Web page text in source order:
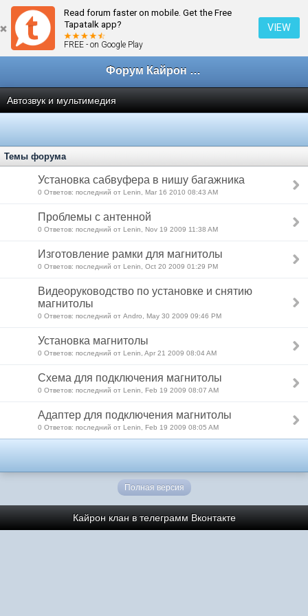
Read forum faster on mobile. Get the Free
Tapatalk app?
FREE - on Google Play
VIEW
Форум Кайрон клана
Автозвук и мультимедия
Темы форума
Установка сабвуфера в нишу багажника
0 Ответов: последний от Lenin, Mar 16 2010 08:43 AM
Проблемы с антенной
0 Ответов: последний от Lenin, Nov 19 2009 11:38 AM
Изготовление рамки для магнитолы
0 Ответов: последний от Lenin, Oct 20 2009 01:29 PM
Видеоруководство по установке и снятию
магнитолы
0 Ответов: последний от Andro, May 30 2009 09:46 PM
Установка магнитолы
0 Ответов: последний от Lenin, Apr 21 2009 08:04 AM
Схема для подключения магнитолы
0 Ответов: последний от Lenin, Feb 19 2009 08:07 AM
Адаптер для подключения магнитолы
0 Ответов: последний от Lenin, Feb 19 2009 08:05 AM
Полная версия
Кайрон клан в телеграмм Вконтакте